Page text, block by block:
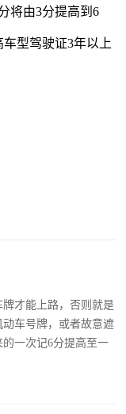
将由3分提高到6
型驾驶证3年以上
才能上路，否则就是
车号牌，或者故意遮
一次记6分提高至一